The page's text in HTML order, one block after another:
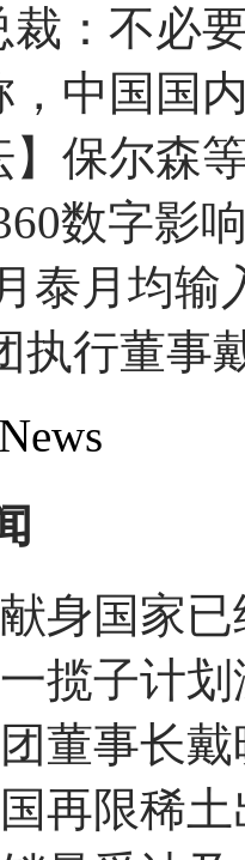
裁：不必
中国国
】保尔森
数字影
泰月均输
执行董事
身国家
揽子计
董事长
再限稀